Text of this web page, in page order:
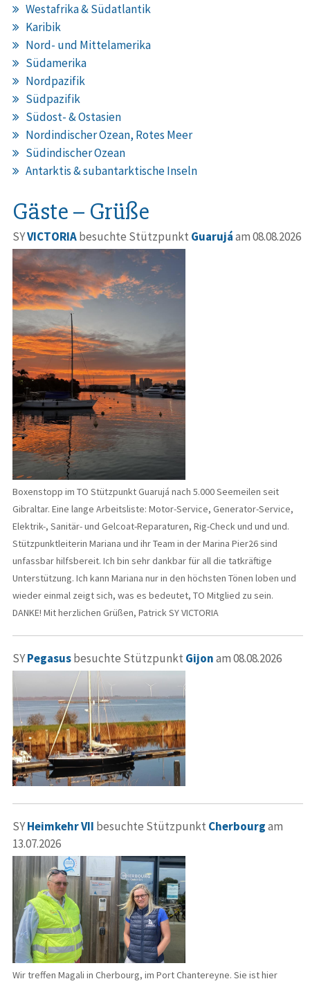
Westafrika & Südatlantik
Karibik
Nord- und Mittelamerika
Südamerika
Nordpazifik
Südpazifik
Südost- & Ostasien
Nordindischer Ozean, Rotes Meer
Südindischer Ozean
Antarktis & subantarktische Inseln
Gäste – Grüße
SYVICTORIAbesuchte Stützpunkt Guarujáam 08.08.2026
Boxenstopp im TO Stützpunkt Guarujá nach 5.000 Seemeilen seit
Gibraltar. Eine lange Arbeitsliste: Motor-Service, Generator-Service,
Elektrik-, Sanitär- und Gelcoat-Reparaturen, Rig-Check und und und.
Stützpunktleiterin Mariana und ihr Team in der Marina Pier26 sind
unfassbar hilfsbereit. Ich bin sehr dankbar für all die tatkräftige
Unterstützung. Ich kann Mariana nur in den höchsten Tönen loben und
wieder einmal zeigt sich, was es bedeutet, TO Mitglied zu sein.
DANKE! Mit herzlichen Grüßen, Patrick SY VICTORIA
SYPegasusbesuchte Stützpunkt Gijonam 08.08.2026
SYHeimkehr VII besuchte Stützpunkt Cherbourgam
13.07.2026
Wir treffen Magali in Cherbourg, im Port Chantereyne. Sie ist hier